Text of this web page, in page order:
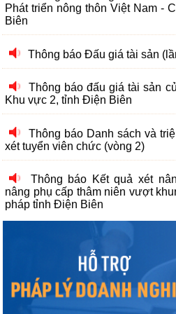
Thông báo đấu giá tài sản
Khu vực 2, tỉnh Điện Biên
Thông báo Danh sách và
xét tuyển viên chức (vòng 2)
Thông báo Kết quả xét
nâng phụ cấp thâm niên vượt
pháp tỉnh Điện Biên
Thông báo Về việc tuyển
2024
Thông báo Kết quả xét
nâng phụ cấp thâm niên nghề
Thông báo Danh sách và
xét tuyển viên chức (Vòng 2)